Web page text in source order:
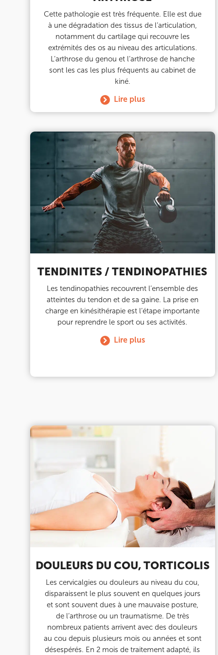
Cette pathologie est très fréquente. Elle est due
à une dégradation des tissus de l’articulation,
notamment du cartilage qui recouvre les
extrémités des os au niveau des articulations.
L’arthrose du genou et l’arthrose de hanche
sont les cas les plus fréquents au cabinet de
kiné.
Lire plus
TENDINITES / TENDINOPATHIES
Les tendinopathies recouvrent l’ensemble des
atteintes du tendon et de sa gaine. La prise en
charge en kinésithérapie est l’étape importante
pour reprendre le sport ou ses activités.
Lire plus
DOULEURS DU COU, TORTICOLIS
Les cervicalgies ou douleurs au niveau du cou,
disparaissent le plus souvent en quelques jours
et sont souvent dues à une mauvaise posture,
de l’arthrose ou un traumatisme. De très
nombreux patients arrivent avec des douleurs
au cou depuis plusieurs mois ou années et sont
désespérés. En 2 mois de traitement adapté, ils
75015 Paris
01 43 31 00 33
Prenez RDV sur
Prenez RDV sur
IK PARIS 6 – CASSETTE
1 Rue Cassette 75006 Paris
1 Rue Cassette 75006 Paris
01 42 84 06 95
Prenez RDV sur
Prenez RDV sur
IK BOULOGNE
3 Av. André Morizet 92100 Boulogne-
3 Av. André Morizet 92100 Boulogne-
01 48 25 34 79
Prenez RDV sur
Prenez RDV sur
IK CHÂTENAY-MALABRY
380 Av. de la Division Leclerc 92290
380 Av. de la Division Leclerc 92290
01 43 50 05 24
Prenez RDV sur
Prenez RDV sur
IK PARIS 8 – SAINT-LAZARE
20 Rue de la Pépinière 75008 Paris
20 Rue de la Pépinière 75008 Paris
01 55 06 05 07
Prenez RDV sur
PARIS 9 – PETRELLE
6 Rue Petrelle 75009 Paris
6 Rue Petrelle 75009 Paris
01 71 97 53 67